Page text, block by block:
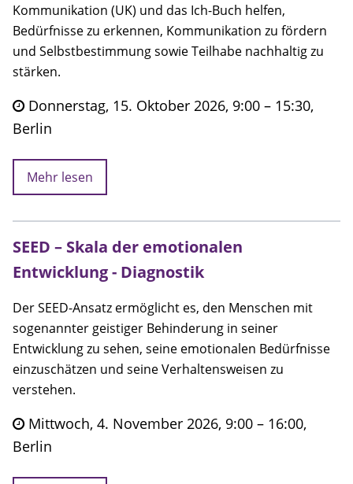
Kommunikation (UK) und das Ich-Buch helfen,
Bedürfnisse zu erkennen, Kommunikation zu fördern
und Selbstbestimmung sowie Teilhabe nachhaltig zu
stärken.
Donnerstag, 15. Oktober 2026, 9:00 – 15:30,
Berlin
Mehr lesen
SEED – Skala der emotionalen
Entwicklung - Diagnostik
Der SEED-Ansatz ermöglicht es, den Menschen mit
sogenannter geistiger Behinderung in seiner
Entwicklung zu sehen, seine emotionalen Bedürfnisse
einzuschätzen und seine Verhaltensweisen zu
verstehen.
Mittwoch, 4. November 2026, 9:00 – 16:00,
Berlin